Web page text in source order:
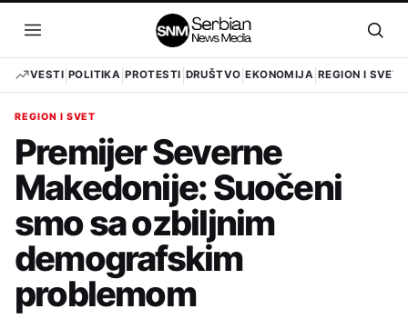
sadržaj
Otvori
meni
VESTI POLITIKA PROTESTI DRUŠTVO EKONOMIJA REGION I SVET
REGION I SVET
Premijer Severne
Makedonije: Suočeni
smo sa ozbiljnim
demografskim
problemom